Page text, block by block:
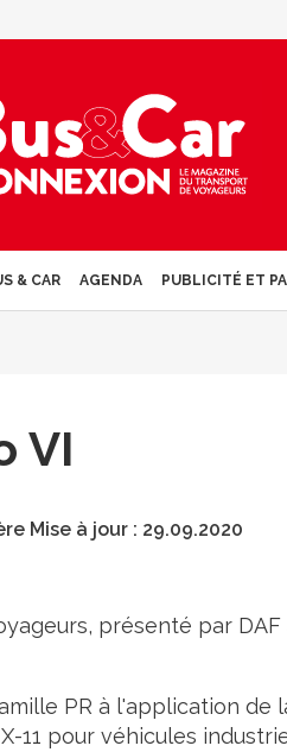
& CAR AGENDA PUBLICITÉ ET
VI
Mise à jour : 29.09.2020
présenté par DAF
PR à l'application de
11 pour véhicules